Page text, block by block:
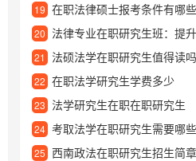
19 在职法律硕士报考条件有哪些？需
20 法律专业在职研究生班：提升法律素
21 法硕法学在职研究生值得读吗？
22 在职法学研究生学费多少
23 法学研究生在职在职研究生
24 考取法学在职研究生需要哪些条件和
25 西南政法在职研究生招生简章